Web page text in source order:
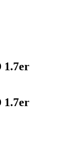
1.7er
1.7er